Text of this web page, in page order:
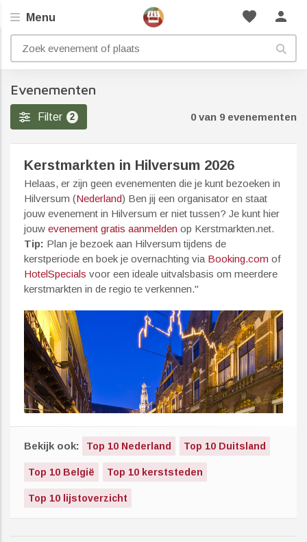
favorite person
Menu
Evenementen
Filter 2 0 van 9 evenementen
Kerstmarkten in Hilversum 2026
Helaas, er zijn geen evenementen die je kunt bezoeken in
Hilversum (Nederland) Ben jij een organisator en staat
jouw evenement in Hilversum er niet tussen? Je kunt hier
jouw evenement gratis aanmelden op Kerstmarkten.net.
Tip: Plan je bezoek aan Hilversum tijdens de
kerstperiode en boek je overnachting via Booking.com of
HotelSpecials voor een ideale uitvalsbasis om meerdere
kerstmarkten in de regio te verkennen."
Bekijk ook: Top 10 Nederland Top 10 Duitsland
Top 10 België Top 10 kerststeden
Top 10 lijstoverzicht